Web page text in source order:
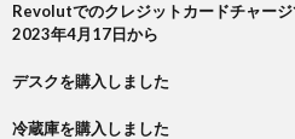
Revolutでのクレジットカードチャー
2023年4月17日から
デスクを購入しました
冷蔵庫を購入しました